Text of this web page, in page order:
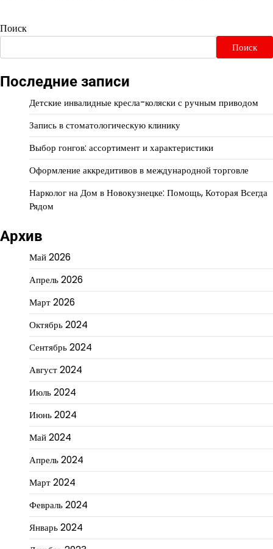
Поиск
Поиск
Последние записи
Детские инвалидные кресла-коляски с ручным приводом
Запись в стоматологическую клинику
Выбор гонгов: ассортимент и характеристики
Оформление аккредитивов в международной торговле
Нарколог на Дом в Новокузнецке: Помощь, Которая Всегда
Рядом
Архив
Май 2026
Апрель 2026
Март 2026
Октябрь 2024
Сентябрь 2024
Август 2024
Июль 2024
Июнь 2024
Май 2024
Апрель 2024
Март 2024
Февраль 2024
Январь 2024